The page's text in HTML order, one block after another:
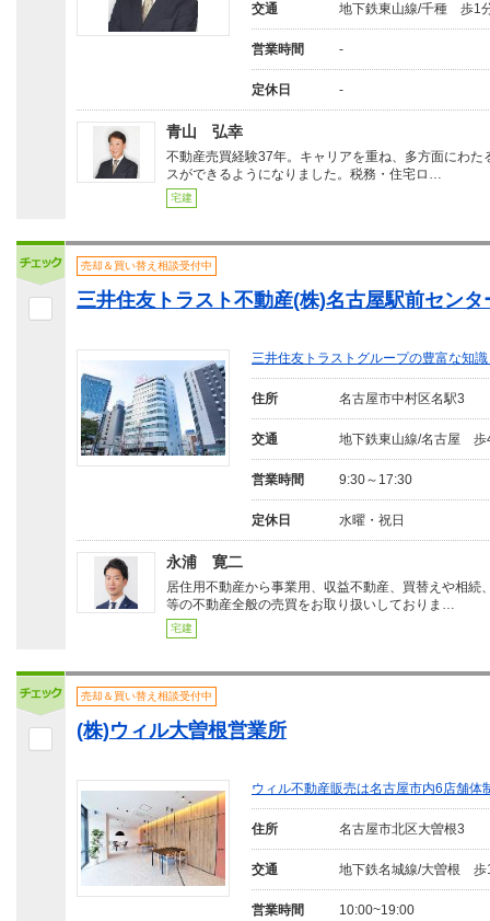
交通 地下鉄東山線/千種 歩1
営業時間 -
定休日 -
青山 弘幸
不動産売買経験37年。キャリアを重ね、多方面にわた
スができるようになりました。税務・住宅ロ…
宅建
売却＆買い替え相談受付中
三井住友トラスト不動産(株)名古屋駅前センタ
三井住友トラストグループの豊富な知
住所 名古屋市中村区名駅3
交通 地下鉄東山線/名古屋 歩
営業時間 9:30～17:30
定休日 水曜・祝日
永浦 寛二
居住用不動産から事業用、収益不動産、買替えや相続
等の不動産全般の売買をお取り扱いしておりま…
宅建
売却＆買い替え相談受付中
(株)ウィル大曽根営業所
ウィル不動産販売は名古屋市内6店舗
住所 名古屋市北区大曽根3
交通 地下鉄名城線/大曽根 歩
営業時間 10:00~19:00